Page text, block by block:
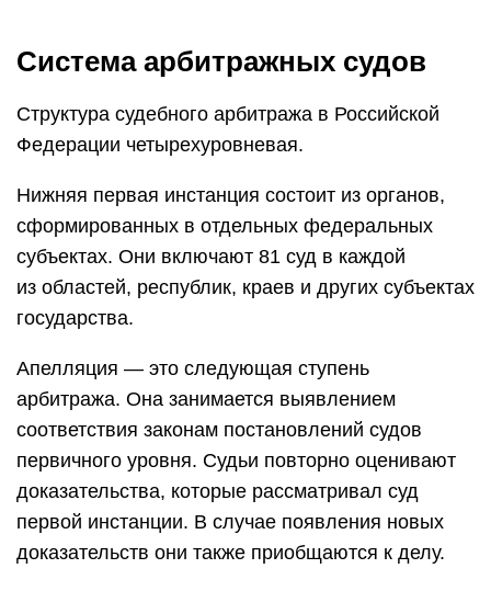
Система арбитражных судов
Структура судебного арбитража в Российской
Федерации четырехуровневая.
Нижняя первая инстанция состоит из органов,
сформированных в отдельных федеральных
субъектах. Они включают 81 суд в каждой
из областей, республик, краев и других субъектах
государства.
Апелляция — это следующая ступень
арбитража. Она занимается выявлением
соответствия законам постановлений судов
первичного уровня. Судьи повторно оценивают
доказательства, которые рассматривал суд
первой инстанции. В случае появления новых
доказательств они также приобщаются к делу.